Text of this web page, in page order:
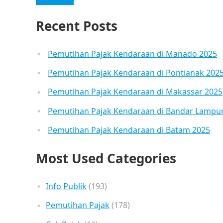
Recent Posts
Pemutihan Pajak Kendaraan di Manado 2025
Pemutihan Pajak Kendaraan di Pontianak
Pemutihan Pajak Kendaraan di Makassar 2025
Pemutihan Pajak Kendaraan di Bandar
Pemutihan Pajak Kendaraan di Batam 2025
Most Used Categories
Info Publik(193)
Pemutihan Pajak(178)